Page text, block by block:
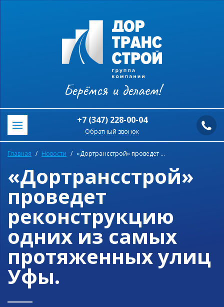
Берёмся и делаем!
+7 (347) 228-00-04
Обратный звонок
Главная Новости «Дортрансстрой» проведет реконструкцию одних из самых протяженных улиц Уфы.
«Дортрансстрой»
проведет
реконструкцию
одних из самых
протяженных улиц
Уфы.